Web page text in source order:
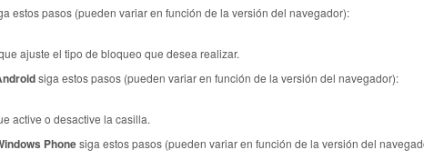
estos pasos (pueden variar en función de la versión del navegador):
ajuste el tipo de bloqueo que desea realizar.
siga estos pasos (pueden variar en función de la versión del navegador):
active o desactive la casilla.
Phonesiga estos pasos (pueden variar en función de la versión del